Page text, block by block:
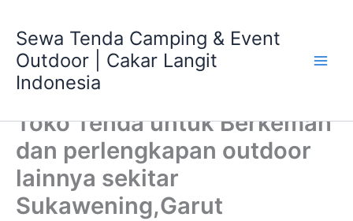
content
Sewa Tenda Camping & Event
Outdoor | Cakar Langit
Indonesia
Toko Tenda untuk Berkemah
dan perlengkapan outdoor
lainnya sekitar
Sukawening,Garut